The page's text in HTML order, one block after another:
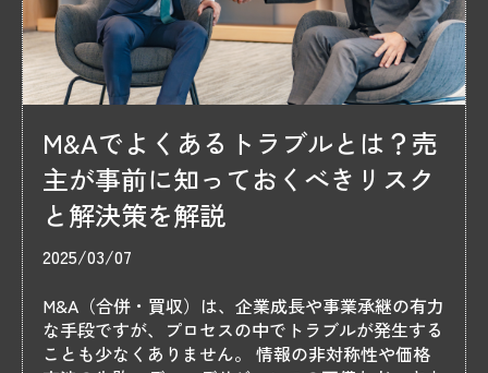
M&Aでよくあるトラブルとは？売
主が事前に知っておくべきリスク
と解決策を解説
2025/03/07
M&A（合併・買収）は、企業成長や事業承継の有力
な手段ですが、プロセスの中でトラブルが発生する
ことも少なくありません。 情報の非対称性や価格